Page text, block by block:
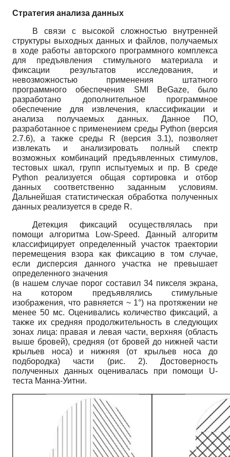
Стратегия анализа данных
В связи с высокой сложностью внутренней
структуры выходных данных и файлов, получаемых
в ходе работы авторского программного комплекса
для предъявления сти­мульного материала и
фиксации результатов исследования, и
невозможностью применения штатного
программного обеспечения SMI BeGaze, было
разработано дополнительное программное
обеспечение для извлечения, классификации и
анализа получаемых данных. Данное ПО,
разработанное с применением среды Python (версия
2.7.6), а также среды
R
(версия 3.1), позволяет
извлекать и анализировать полный спектр
возможных комбинаций предъявленных стимулов,
тестовых шкал, групп испытуемых и пр. В среде
Python
реализуется общая сортировка и отбор
данных соответственно заданным условиям.
Дальнейшая статистическая обработка полученных
данных реализуется в среде R.
Детекция фиксаций осуществлялась при
помощи алгоритма
Low-Speed. Данный алгоритм
классифицирует определенный участок траектории
перемещения взора как фиксацию в том случае,
если дисперсия данного участка не превышает
определенного значения
(в нашем случае порог составил 34 пикселя экрана,
на котором предъявлялись стимульные
изображения, что равняется ~ 1°) на протяжении не
менее 50 мс. Оценивались количество фиксаций, а
также их средняя продолжительность в следующих
зонах лица: правая и левая части, верхняя (область
выше бровей), средняя (от бровей до нижней части
крыльев носа) и нижняя (от крыльев носа до
подбородка) части (рис. 2). Достоверность
полученных данных оценивалась при помощи U-
теста Манна-Уитни.